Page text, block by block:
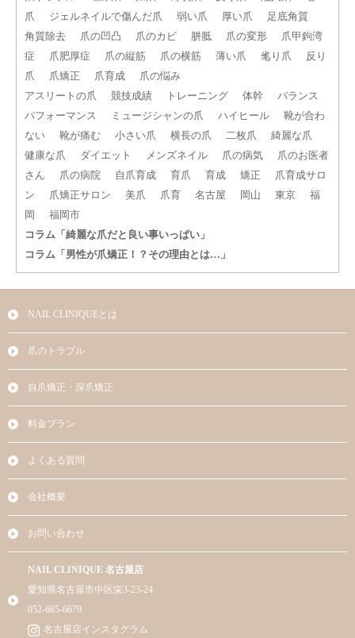
爪
ジェルネイルで傷んだ爪 弱い爪 厚い爪
足底角質
角質除去
爪の凹凸 爪のカビ 胼胝 爪の変形
爪甲鉤湾
症
爪肥厚症 爪の縦筋 爪の横筋 薄い爪 毟り爪
反り
爪
爪矯正 爪育成
爪の悩み
アスリートの爪
競技成績 トレーニング 体幹
バランス
パフォーマンス
ミュージシャンの爪 ハイヒール
靴が合わ
ない
靴が痛む 小さい爪 横長の爪 二枚爪
綺麗な爪
健康な爪
ダイエット メンズネイル 爪の病気
爪のお医者
さん
爪の病院 自爪育成 育爪 育成 矯正
爪育成サロ
ン
爪矯正サロン 美爪 爪育 名古屋 岡山 東京
福
岡
福岡市
コラム「綺麗な爪だと良い事いっぱい」
コラム「男性が爪矯正！？その理由とは…」
NAIL CLINIQUEとは
爪のトラブル
自爪矯正・深爪矯正
料金プラン
よくある質問
会社概要
お問い合わせ
NAIL CLINIQUE 名古屋店
愛知県名古屋市中区栄3-23-24
052-685-6679
名古屋店インスタグラム